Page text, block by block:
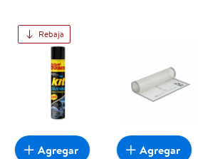
Rebaja
Agregar Agregar